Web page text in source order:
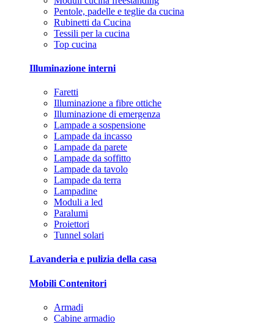
Pentole, padelle e teglie da cucina
Rubinetti da Cucina
Tessili per la cucina
Top cucina
Illuminazione interni
Faretti
Illuminazione a fibre ottiche
Illuminazione di emergenza
Lampade a sospensione
Lampade da incasso
Lampade da parete
Lampade da soffitto
Lampade da tavolo
Lampade da terra
Lampadine
Moduli a led
Paralumi
Proiettori
Tunnel solari
Lavanderia e pulizia della casa
Mobili Contenitori
Armadi
Cabine armadio